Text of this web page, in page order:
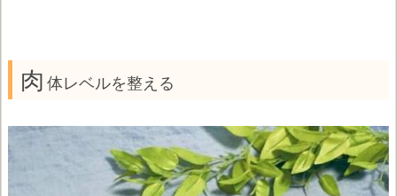
肉 体レベルを整える